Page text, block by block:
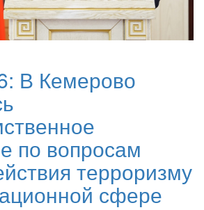
В Кемерово
по вопросам
терроризму
сфере